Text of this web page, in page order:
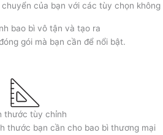
của bạn với các tùy chọn không
bao bì vô tận và tạo ra
gói mà bạn cần để nổi bật.
thước tùy chỉnh
thước bạn cần cho bao bì thương mại